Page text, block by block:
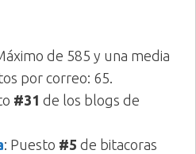
de 585 y una media
por correo: 65.
#31 de los blogs de
: Puesto #5 de bitacoras